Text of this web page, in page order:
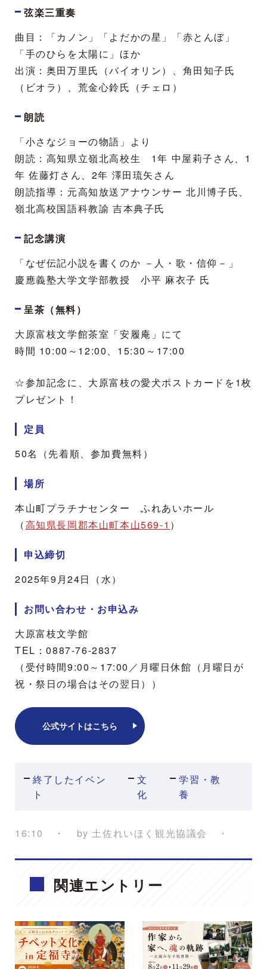
弦楽三重奏
曲目：「カノン」「よだかの星」「赤とんぼ」
「手のひらを太陽に」ほか
出演：奥田万里氏（バイオリン）、角田知子氏
（ビオラ）、荒金心鈴氏（チェロ）
朗読
「小さなジョーの物語」より
朗読：高知県立嶺北高校生 1年 中屋莉子さん、1
年 佐藤灯さん、2年 澤田琉矢さん
朗読指導：元高知放送アナウンサー 北川博子氏、
嶺北高校国語科教諭 吉本典子氏
記念講演
「なぜ伝記小説を書くのか －人・歌・信仰－」
慶應義塾大学文学部教授 小平 麻衣子 氏
呈茶（無料）
大原富枝文学館茶室「安履庵」にて
時間 10:00～12:00、15:30～17:00
☆参加記念に、大原富枝の愛犬ポストカードを1枚
プレゼント！
定員
50名（先着順、参加費無料）
場所
本山町プラチナセンター ふれあいホール
（高知県長岡郡本山町本山569-1 ）
申込締切
2025年9月24日（水）
お問い合わせ・お申込み
大原富枝文学館
TEL：0887-76-2837
（受付時間9:00～17:00／月曜日休館（月曜日が
祝・祭日の場合はその翌日））
公式サイトはこちら
終了したイベン
ト
文
化
学習・教
養
by 土佐れいほく観光協議会
16:10
関連エントリー